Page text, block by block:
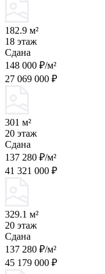
182.9 м²
18 этаж
Сдана
148 000 ₽/м²
27 069 000 ₽
301 м²
20 этаж
Сдана
137 280 ₽/м²
41 321 000 ₽
329.1 м²
20 этаж
Сдана
137 280 ₽/м²
45 179 000 ₽